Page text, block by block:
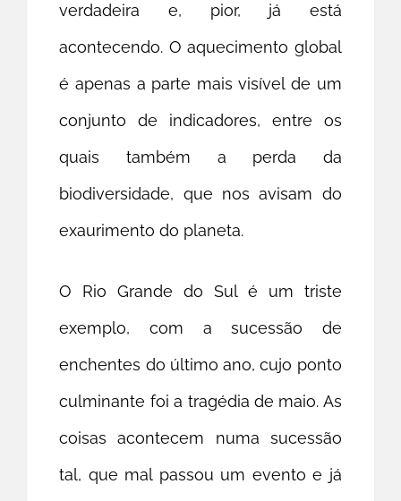
verdadeira e, pior, já está
acontecendo. O aquecimento global
é apenas a parte mais visível de um
conjunto de indicadores, entre os
quais também a perda da
biodiversidade, que nos avisam do
exaurimento do planeta.
O Rio Grande do Sul é um triste
exemplo, com a sucessão de
enchentes do último ano, cujo ponto
culminante foi a tragédia de maio. As
coisas acontecem numa sucessão
tal, que mal passou um evento e já